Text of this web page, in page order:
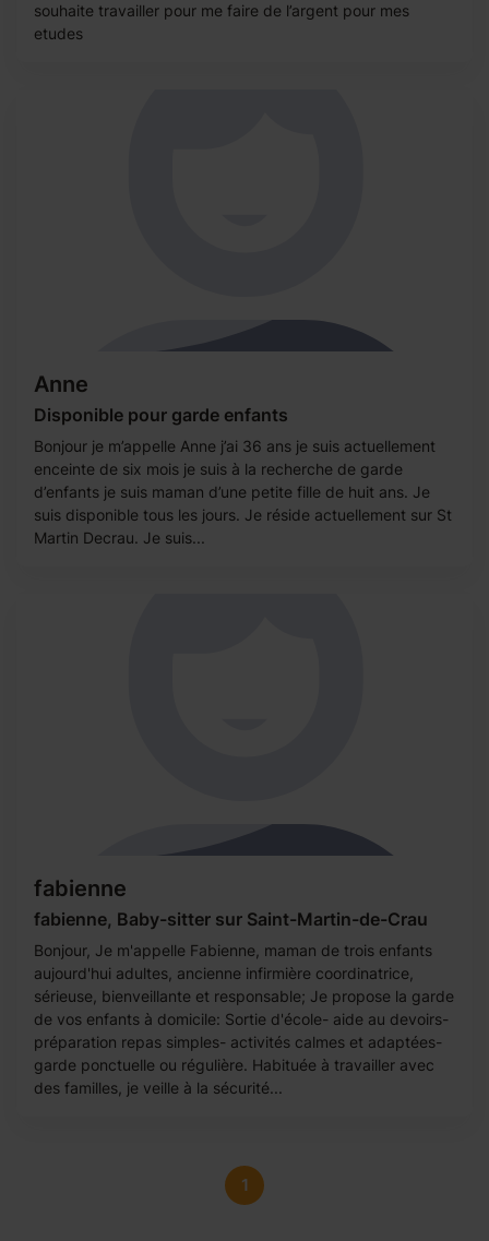
souhaite travailler pour me faire de l’argent pour mes
etudes
Anne
Disponible pour garde enfants
Bonjour je m’appelle Anne j’ai 36 ans je suis actuellement
enceinte de six mois je suis à la recherche de garde
d’enfants je suis maman d’une petite fille de huit ans. Je
suis disponible tous les jours. Je réside actuellement sur St
Martin Decrau. Je suis...
fabienne
fabienne, Baby-sitter sur Saint-Martin-de-Crau
Bonjour, Je m'appelle Fabienne, maman de trois enfants
aujourd'hui adultes, ancienne infirmière coordinatrice,
sérieuse, bienveillante et responsable; Je propose la garde
de vos enfants à domicile: Sortie d'école- aide au devoirs-
préparation repas simples- activités calmes et adaptées-
garde ponctuelle ou régulière. Habituée à travailler avec
des familles, je veille à la sécurité...
1